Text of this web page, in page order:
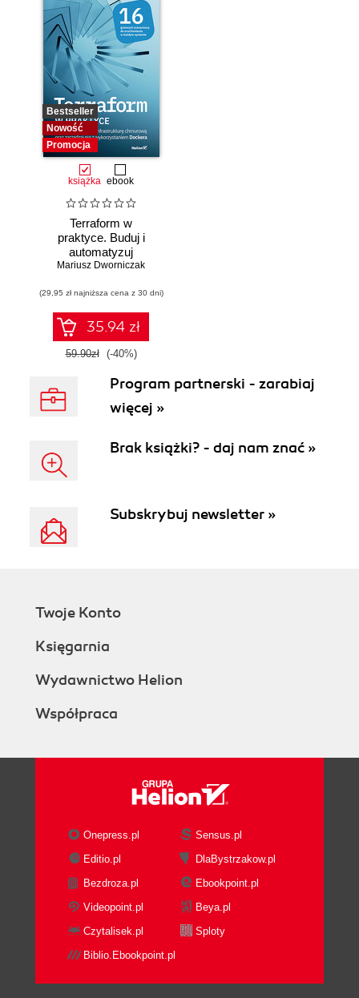
Bestseller
Nowość
Promocja
książka ebook
Terraform w
praktyce. Buduj i
automatyzuj
infrastrukturę
zarządzaj nią z
wykorzystaniem
Dockera
Mariusz Dworniczak
(29,95 zł najniższa cena z 30 dni)
35.94 zł
59.90zł (-40%)
Program partnerski - zarabiaj
więcej »
Brak książki? - daj nam znać »
Subskrybuj newsletter »
Twoje Konto
Księgarnia
Wydawnictwo Helion
Współpraca
Onepress.pl
Sensus.pl
Editio.pl
DlaBystrzakow.pl
Bezdroza.pl
Ebookpoint.pl
Videopoint.pl
Beya.pl
Czytalisek.pl
Sploty
Biblio.Ebookpoint.pl